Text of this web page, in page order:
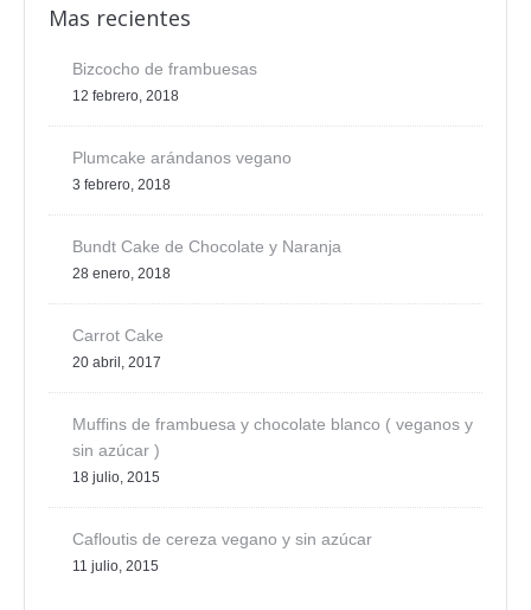
Mas recientes
Bizcocho de frambuesas
12 febrero, 2018
Plumcake arándanos vegano
3 febrero, 2018
Bundt Cake de Chocolate y Naranja
28 enero, 2018
Carrot Cake
20 abril, 2017
Muffins de frambuesa y chocolate blanco ( veganos y
sin azúcar )
18 julio, 2015
Cafloutis de cereza vegano y sin azúcar
11 julio, 2015